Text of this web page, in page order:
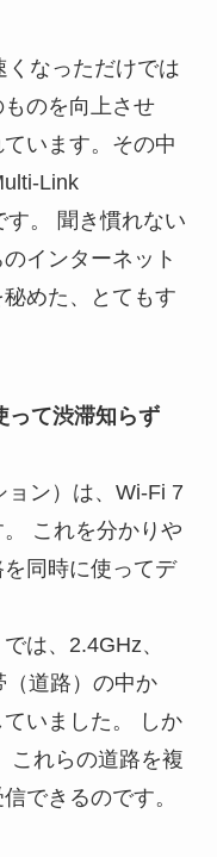
なっただけでは
のを向上させ
います。その中
Link
す。 聞き慣れない
インターネット
めた、とてもす
って渋滞知らず
ョン）は、Wi-Fi 7
これを分かりや
同時に使ってデ
は、2.4GHz、
（道路）の中か
いました。 しか
これらの道路を複
できるのです。